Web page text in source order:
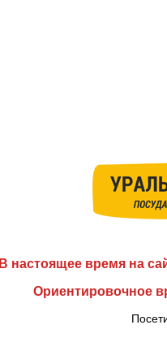
В настоящее время на
Ориентировочное